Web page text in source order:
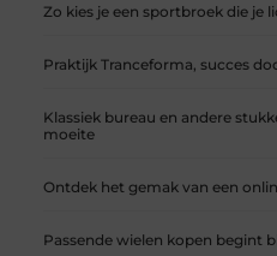
Zo kies je een sportbroek die je
Praktijk Tranceforma, succes
Klassiek bureau en andere
moeite
Ontdek het gemak van een
Passende wielen kopen begint